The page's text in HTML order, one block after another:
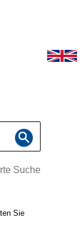
Suche
Sie